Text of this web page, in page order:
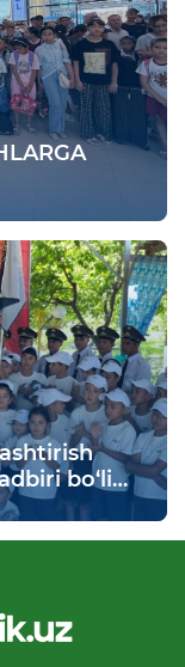
bo‘lib